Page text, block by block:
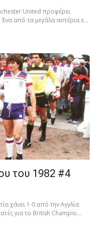
United προφέρει
από τα μεγάλα αστέρια ε...
του 1982 #4
χάνει 1-0 από την Αγγλία
για το British Champio...